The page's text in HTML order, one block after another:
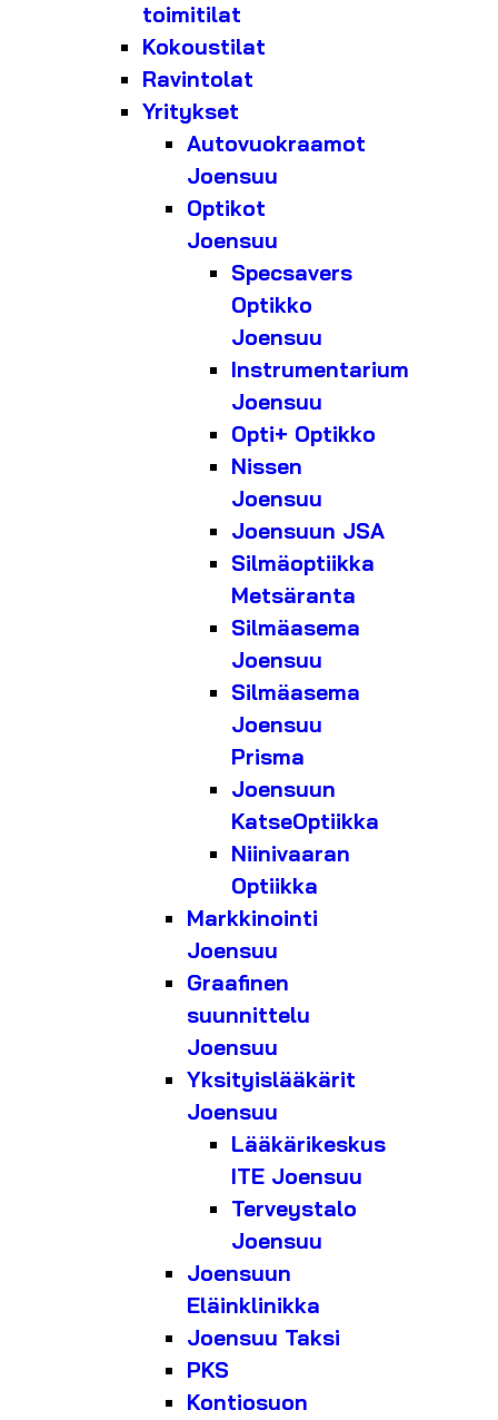
toimitilat
Kokoustilat
Ravintolat
Yritykset
Autovuokraamot
Joensuu
Optikot
Joensuu
Specsavers
Optikko
Joensuu
Instrumentarium
Joensuu
Opti+ Optikko
Nissen
Joensuu
Joensuun JSA
Silmäoptiikka
Metsäranta
Silmäasema
Joensuu
Silmäasema
Joensuu
Prisma
Joensuun
KatseOptiikka
Niinivaaran
Optiikka
Markkinointi
Joensuu
Graafinen
suunnittelu
Joensuu
Yksityislääkärit
Joensuu
Lääkärikeskus
ITE Joensuu
Terveystalo
Joensuu
Joensuun
Eläinklinikka
Joensuu Taksi
PKS
Kontiosuon